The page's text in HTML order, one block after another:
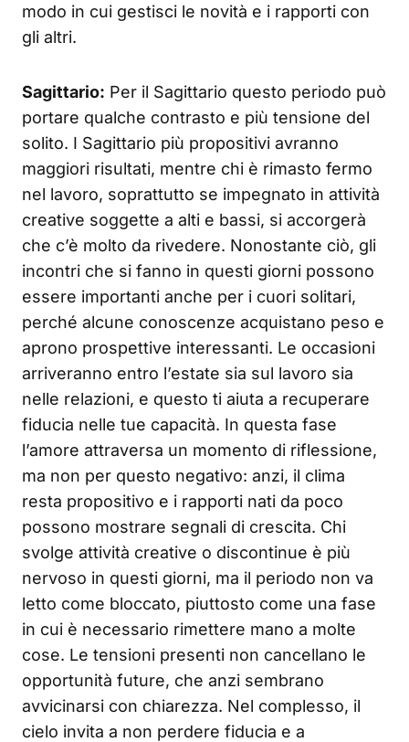
modo in cui gestisci le novità e i rapporti con
gli altri.
Sagittario: Per il Sagittario questo periodo può
portare qualche contrasto e più tensione del
solito. I Sagittario più propositivi avranno
maggiori risultati, mentre chi è rimasto fermo
nel lavoro, soprattutto se impegnato in attività
creative soggette a alti e bassi, si accorgerà
che c’è molto da rivedere. Nonostante ciò, gli
incontri che si fanno in questi giorni possono
essere importanti anche per i cuori solitari,
perché alcune conoscenze acquistano peso e
aprono prospettive interessanti. Le occasioni
arriveranno entro l’estate sia sul lavoro sia
nelle relazioni, e questo ti aiuta a recuperare
fiducia nelle tue capacità. In questa fase
l’amore attraversa un momento di riflessione,
ma non per questo negativo: anzi, il clima
resta propositivo e i rapporti nati da poco
possono mostrare segnali di crescita. Chi
svolge attività creative o discontinue è più
nervoso in questi giorni, ma il periodo non va
letto come bloccato, piuttosto come una fase
in cui è necessario rimettere mano a molte
cose. Le tensioni presenti non cancellano le
opportunità future, che anzi sembrano
avvicinarsi con chiarezza. Nel complesso, il
cielo invita a non perdere fiducia e a